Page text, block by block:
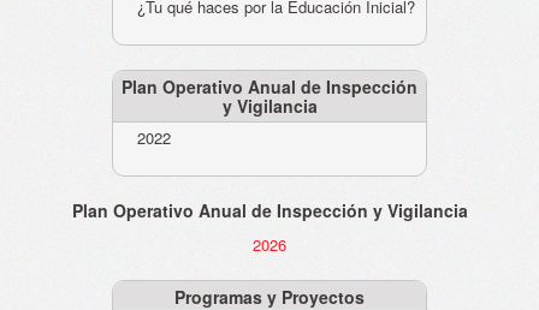
¿Tu qué haces por la Educación Inicial?
Plan Operativo Anual de Inspección
y Vigilancia
2022
Plan Operativo Anual de Inspección y Vigilancia
2026
Programas y Proyectos